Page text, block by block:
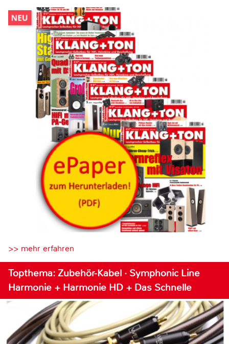
>> mehr erfahren
Topthema: Zubehör-Kabel · Symphonic Line
Harmonie + Harmonie HD + Das Schnelle